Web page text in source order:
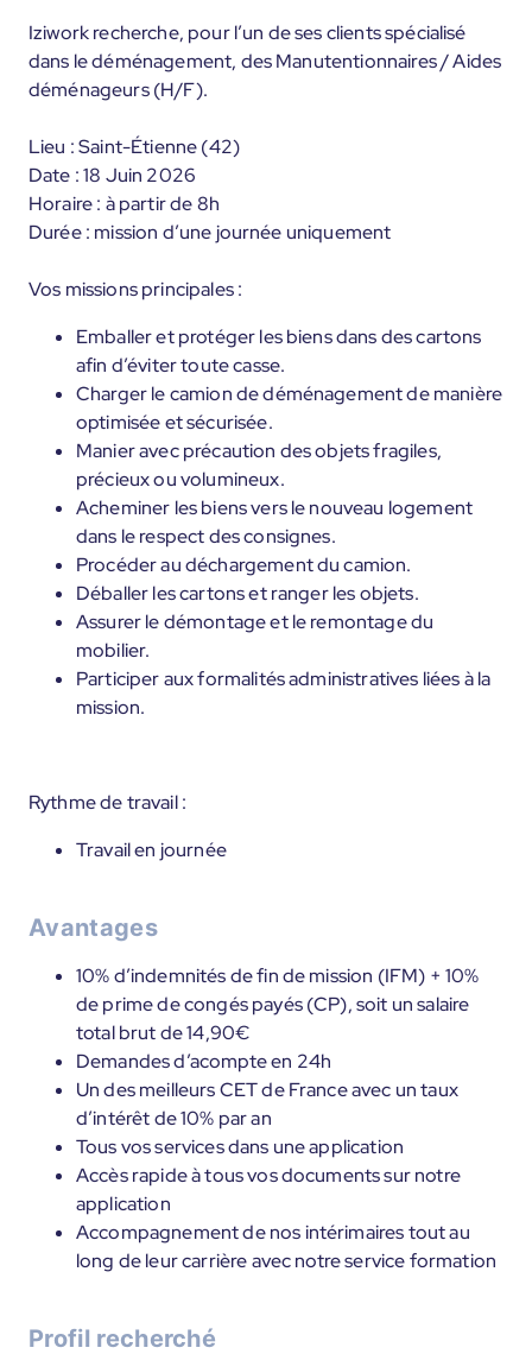
Iziwork recherche, pour l’un de ses clients spécialisé
dans le déménagement, des Manutentionnaires / Aides
déménageurs (H/F).
Lieu : Saint-Étienne (42)
Date : 18 Juin 2026
Horaire : à partir de 8h
Durée : mission d’une journée uniquement
Vos missions principales :
Emballer et protéger les biens dans des cartons
afin d’éviter toute casse.
Charger le camion de déménagement de manière
optimisée et sécurisée.
Manier avec précaution des objets fragiles,
précieux ou volumineux.
Acheminer les biens vers le nouveau logement
dans le respect des consignes.
Procéder au déchargement du camion.
Déballer les cartons et ranger les objets.
Assurer le démontage et le remontage du
mobilier.
Participer aux formalités administratives liées à la
mission.
Rythme de travail :
Travail en journée
Avantages
10% d’indemnités de fin de mission (IFM) + 10%
de prime de congés payés (CP), soit un salaire
total brut de 14,90€
Demandes d’acompte en 24h
Un des meilleurs CET de France avec un taux
d’intérêt de 10% par an
Tous vos services dans une application
Accès rapide à tous vos documents sur notre
application
Accompagnement de nos intérimaires tout au
long de leur carrière avec notre service formation
Profil recherché